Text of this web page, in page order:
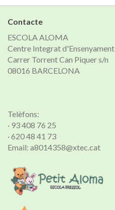
notícies
Contacte
ESCOLA ALOMA
Centre Integrat d'Ensenyament
Carrer Torrent Can Piquer s/n
08016 BARCELONA
Telèfons:
· 93 408 76 25
· 620 48 41 73
Email: a8014358@xtec.cat